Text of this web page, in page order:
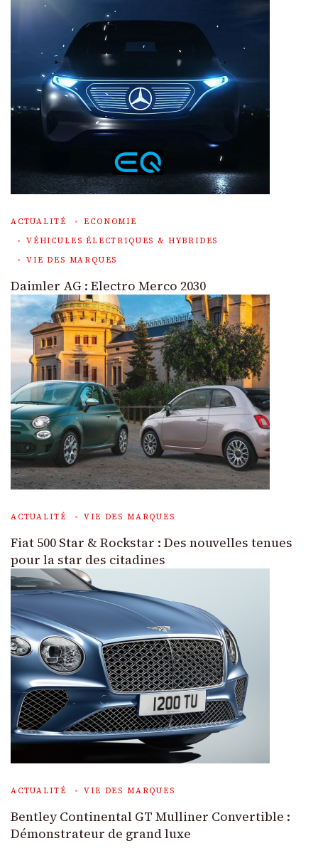
ACTUALITÉ
ECONOMIE
VÉHICULES ÉLECTRIQUES & HYBRIDES
VIE DES MARQUES
Daimler AG : Electro Merco 2030
ACTUALITÉ VIE DES MARQUES
Fiat 500 Star & Rockstar : Des nouvelles tenues
pour la star des citadines
ACTUALITÉ VIE DES MARQUES
Bentley Continental GT Mulliner Convertible :
Démonstrateur de grand luxe